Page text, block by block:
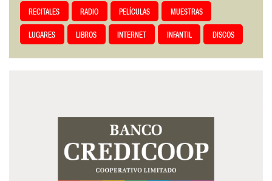
RECITALES RADIO PELÍCULAS MUESTRAS
LUGARES LIBROS INTERNET INFANTIL DISCOS